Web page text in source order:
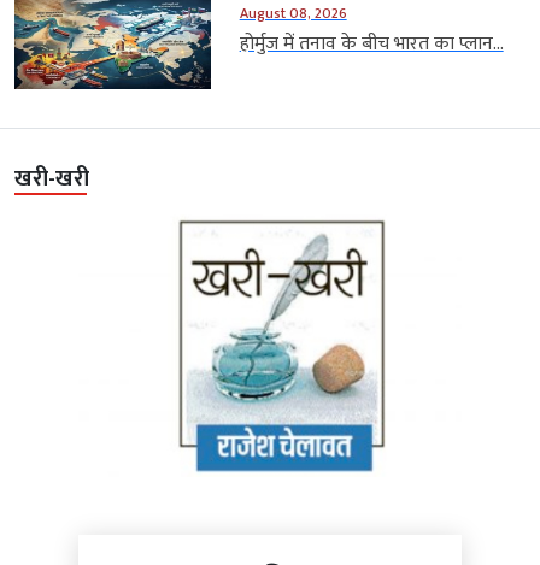
August 08, 2026
होर्मुज में तनाव के बीच भारत का प्लान...
खरी-खरी